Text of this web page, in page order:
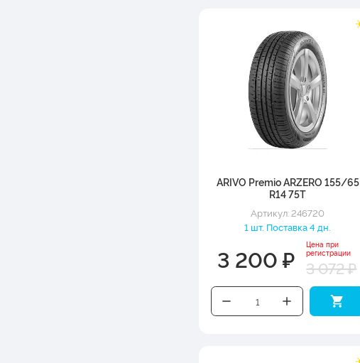
ARIVO Premio ARZERO 155/65
R14 75T
Артикул: 246720
1 шт. Поставка 4 дн.
3 200 ₽
Цена при
регистрации
3 072 ₽